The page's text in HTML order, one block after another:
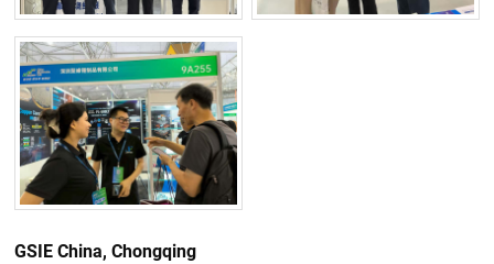
GSIE China, Chongqing